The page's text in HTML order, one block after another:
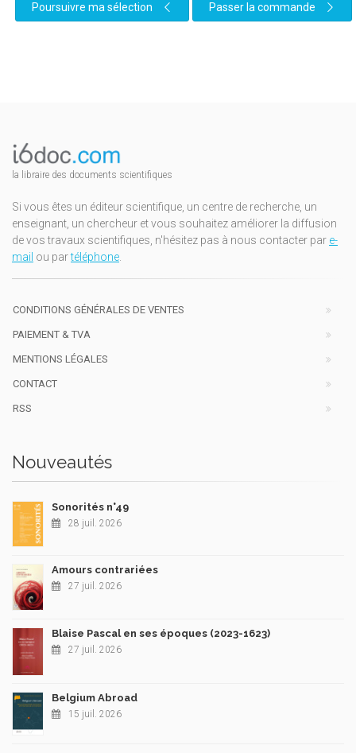
Poursuivre ma sélection Passer la commande
la libraire des documents scientifiques
Si vous êtes un éditeur scientifique, un centre de recherche, un
enseignant, un chercheur et vous souhaitez améliorer la diffusion
de vos travaux scientifiques, n'hésitez pas à nous contacter par e-
mail ou partéléphone.
CONDITIONS GÉNÉRALES DE VENTES
PAIEMENT & TVA
MENTIONS LÉGALES
CONTACT
RSS
Nouveautés
Sonorités n°49
28 juil. 2026
Amours contrariées
27 juil. 2026
Blaise Pascal en ses époques (2023-1623)
27 juil. 2026
Belgium Abroad
15 juil. 2026